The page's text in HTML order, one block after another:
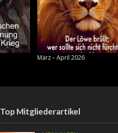
März – April 2026
Top Mitgliederartikel